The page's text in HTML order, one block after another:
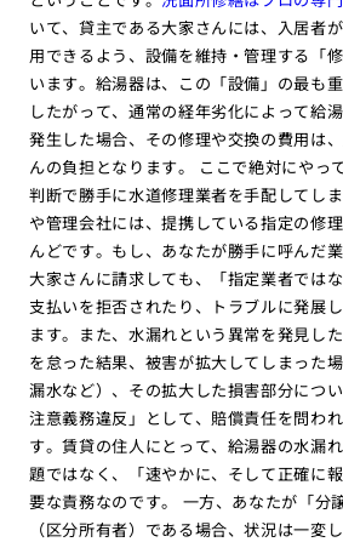
いて、貸主である大家さんには、入居者
用できるよう、設備を維持・管理する「
います。給湯器は、この「設備」の最も
したがって、通常の経年劣化によって給
発生した場合、その修理や交換の費用は
んの負担となります。 ここで絶対にやっ
判断で勝手に水道修理業者を手配してし
や管理会社には、提携している指定の修
んどです。もし、あなたが勝手に呼んだ
大家さんに請求しても、「指定業者では
支払いを拒否されたり、トラブルに発展
ます。また、水漏れという異常を発見し
を怠った結果、被害が拡大してしまった
漏水など）、その拡大した損害部分につ
注意義務違反」として、賠償責任を問わ
す。賃貸の住人にとって、給湯器の水漏
題ではなく、「速やかに、そして正確に
要な責務なのです。 一方、あなたが「分
（区分所有者）である場合、状況は一変